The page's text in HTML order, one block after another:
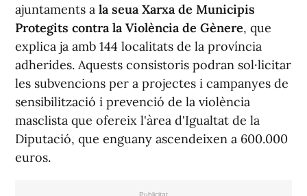
ajuntaments a la seua Xarxa de Municipis
Protegits contra la Violència de Gènere, que
explica ja amb 144 localitats de la província
adherides. Aquests consistoris podran sol·licitar
les subvencions per a projectes i campanyes de
sensibilització i prevenció de la violència
masclista que ofereix l'àrea d'Igualtat de la
Diputació, que enguany ascendeixen a 600.000
euros.